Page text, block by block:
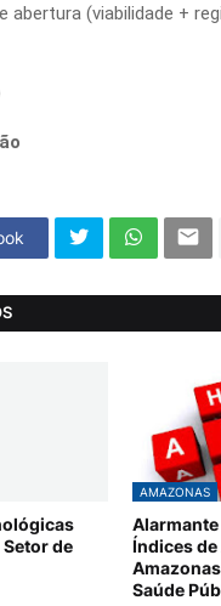
abertura (viabilidade +
de
AMAZONAS
Índices de
Saúde